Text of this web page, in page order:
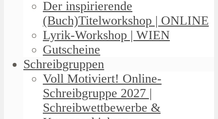
Der inspirierende
(Buch)Titelworkshop | ONLINE
Lyrik-Workshop | WIEN
Gutscheine
Schreibgruppen
Voll Motiviert! Online-
Schreibgruppe 2027 |
Schreibwettbewerbe &